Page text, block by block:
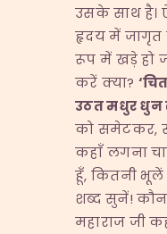
उसके साथ है।
हृदय में जागृत
रूप में खड़े हो
करें क्या? ‘चित
उठतमधुरधुन
को समेटकर,
कहाँ लगना
हूँ, कितनी भूलें
शब्द सुनें!
महाराज जी